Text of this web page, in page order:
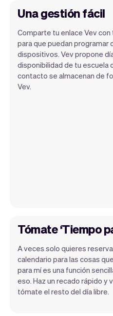
Una gestión fácil
Comparte tu enlace Vev
para que puedan programar
dispositivos. Vev propone
disponibilidad de tu escuela
contacto se almacenan de
Vev.
Nuestro
concentrarte
encargará del resto.
Tómate ‘Tiempo
A veces solo quieres
calendario para las cosas
para mí es una función
eso. Haz un recado rápido y
tómate el resto del día libre.